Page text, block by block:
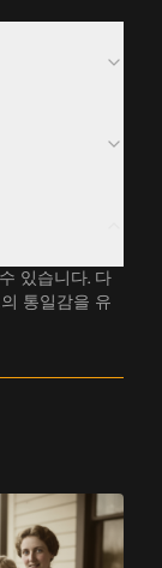
이디어를 발견